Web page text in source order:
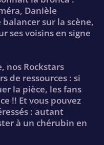
Danièle
sur la scène,
ses voisins en signe
nos Rockstars
de ressources : si
la pièce, les fans
!! Et vous pouvez
: autant
à un chérubin en